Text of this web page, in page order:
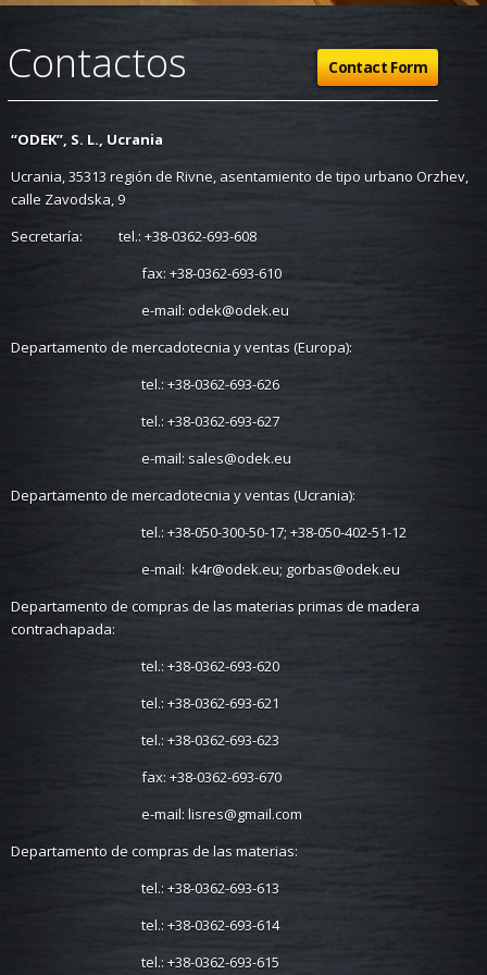
Contactos Contact Form
“ODEK”, S. L., Ucrania
Ucrania, 35313 región de Rivne, asentamiento de tipo urbano Orzhev,
calle Zavodska, 9
Secretaría: tel.: +38-0362-693-608
fax: +38-0362-693-610
e-mail: odek@odek.eu
Departamento de mercadotecnia y ventas (Europa):
tel.: +38-0362-693-626
tel.: +38-0362-693-627
e-mail: sales@odek.eu
Departamento de mercadotecnia y ventas (Ucrania):
tel.: +38-050-300-50-17; +38-050-402-51-12
e-mail: k4r@odek.eu; gorbas@odek.eu
Departamento de compras de las materias primas de madera
contrachapada:
tel.: +38-0362-693-620
tel.: +38-0362-693-621
tel.: +38-0362-693-623
fax: +38-0362-693-670
e-mail: lisres@gmail.com
Departamento de compras de las materias:
tel.: +38-0362-693-613
tel.: +38-0362-693-614
tel.: +38-0362-693-615